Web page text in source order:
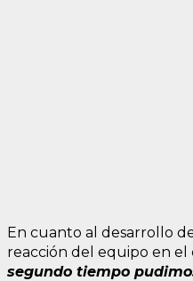
En cuanto al desarrollo
reacción del equipo en
segundo tiempo